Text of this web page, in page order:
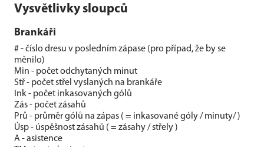
Vysvětlivky sloupců
Brankáři
# - číslo dresu v posledním zápase (pro případ, že by se
měnilo)
Min - počet odchytaných minut
Stř - počet střel vyslaných na brankáře
Ink - počet inkasovaných gólů
Zás - počet zásahů
Prů - průměr gólů na zápas ( = inkasované góly / minuty/ )
Úsp - úspěšnost zásahů ( = zásahy / střely )
A - asistence